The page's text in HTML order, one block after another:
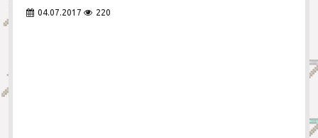
04.07.2017 220